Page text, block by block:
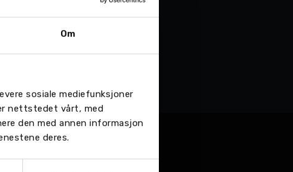
Om
sosiale mediefunksjoner
nettstedet vårt, med
den med annen informasjon
deres.